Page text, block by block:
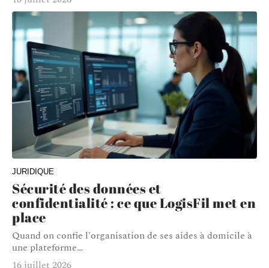
JURIDIQUE
Sécurité des données et
confidentialité : ce que LogisFil met en
place
Quand on confie l'organisation de ses aides à domicile à
une plateforme…
16 juillet 2026